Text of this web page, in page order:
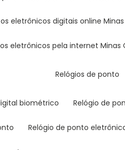
eletrônicos digitais online
eletrônicos pela internet Minas
relógios de ponto
biométrico relógio de
relógio de ponto